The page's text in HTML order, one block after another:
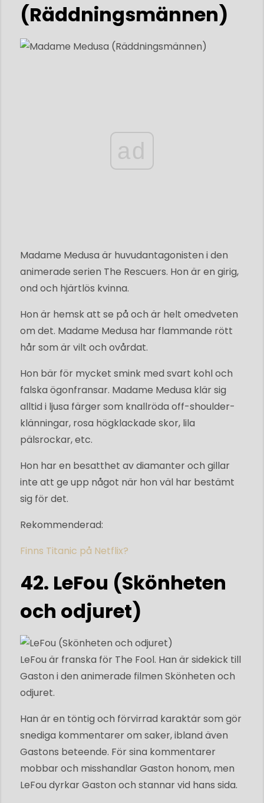
(Räddningsmännen)
ad
Madame Medusa är huvudantagonisten i den
animerade serien The Rescuers. Hon är en girig,
ond och hjärtlös kvinna.
Hon är hemsk att se på och är helt omedveten
om det. Madame Medusa har flammande rött
hår som är vilt och ovårdat.
Hon bär för mycket smink med svart kohl och
falska ögonfransar. Madame Medusa klär sig
alltid i ljusa färger som knallröda off-shoulder-
klänningar, rosa högklackade skor, lila
pälsrockar, etc.
Hon har en besatthet av diamanter och gillar
inte att ge upp något när hon väl har bestämt
sig för det.
Rekommenderad:
Finns Titanic på Netflix?
42. LeFou (Skönheten
och odjuret)
LeFou är franska för The Fool. Han är sidekick till
Gaston i den animerade filmen Skönheten och
odjuret.
Han är en töntig och förvirrad karaktär som gör
snediga kommentarer om saker, ibland även
Gastons beteende. För sina kommentarer
mobbar och misshandlar Gaston honom, men
LeFou dyrkar Gaston och stannar vid hans sida.